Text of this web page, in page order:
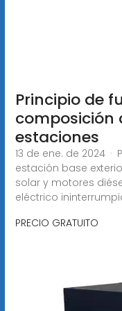
Principio de
composición
estaciones
13 de ene. de 2024
estación base
solar y motores
eléctrico
PRECIO GRATUITO